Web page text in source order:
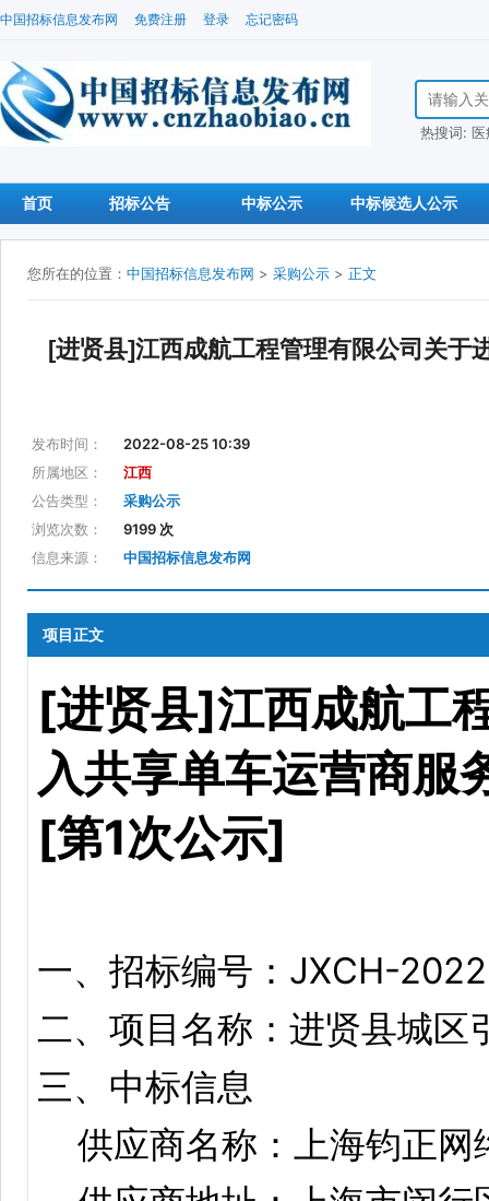
中国招标信息发布网 免费注册 登录 忘记密码
搜索招标信
热搜词:
首页 招标公告 中标公示 中标候选人公示
您所在的位置： 中国招标信息发布网 > 采购公示 > 正文
[进贤县]江西成航工程管理有限公司关于
发布时间：
2022-08-25 10:39
所属地区：
江西
公告类型：
采购公示
浏览次数：
9199 次
信息来源：
中国招标信息发布网
项目正文